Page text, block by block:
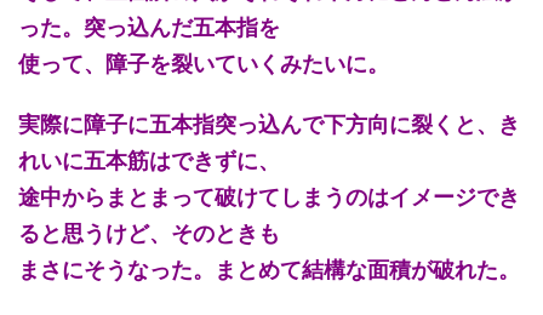
った。突っ込んだ五本指を
使って、障子を裂いていくみたいに。
実際に障子に五本指突っ込んで下方向に裂くと、き
れいに五本筋はできずに、
途中からまとまって破けてしまうのはイメージでき
ると思うけど、そのときも
まさにそうなった。まとめて結構な面積が破れた。